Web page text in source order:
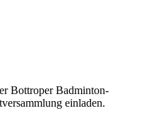
Bottroper Badminton-
einladen.